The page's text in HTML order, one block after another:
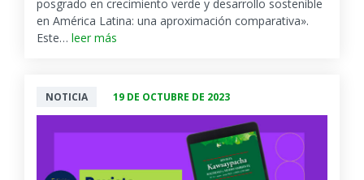
posgrado en crecimiento verde y desarrollo sostenible
en América Latina: una aproximación comparativa».
Este… leer más
NOTICIA 19 DE OCTUBRE DE 2023